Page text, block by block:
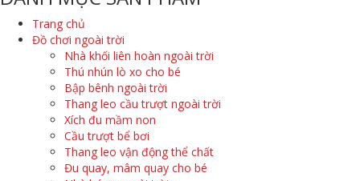
Trang chủ
Đồ chơi ngoài trời
Nhà khối liên hoàn ngoài trời
Thú nhún lò xo cho bé
Bập bênh ngoài trời
Thang leo cầu trượt ngoài trời
Xích đu mầm non
Cầu trượt bể bơi
Thang leo vận động thể chất
Đu quay, mâm quay cho bé